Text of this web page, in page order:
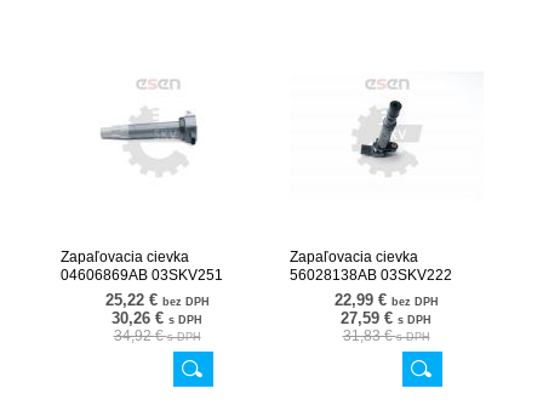
Zapaľovacia cievka
04606869AB 03SKV251
25,22 € bez DPH
30,26 € s DPH
34,92 €s DPH
Zapaľovacia cievka
56028138AB 03SKV222
22,99 € bez DPH
27,59 € s DPH
31,83 €s DPH